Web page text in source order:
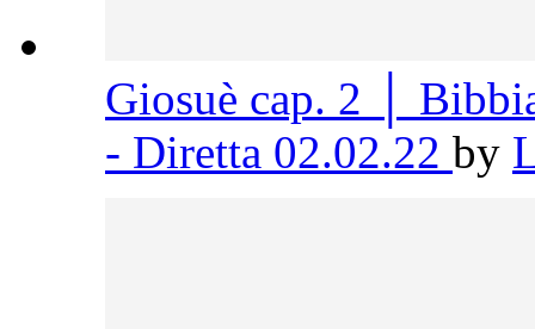
Giosuè cap. 2 │
- Diretta 02.02.22 by